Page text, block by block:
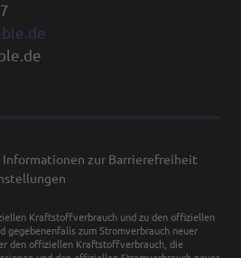
Informationen zur Barrierefreiheit
Kraftstoffverbrauch und zu den offiziellen
gegebenenfalls zum Stromverbrauch neuer
den offiziellen Kraftstoffverbrauch, die